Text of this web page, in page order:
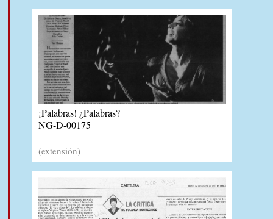
¡Palabras! ¿Palabras?
NG-D-00175
(extensión)